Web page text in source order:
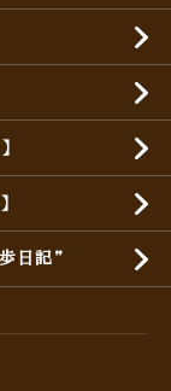
日記”